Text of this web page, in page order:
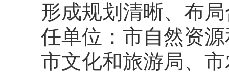
形成规划清晰、布
任单位：市自然资
市文化和旅游局、